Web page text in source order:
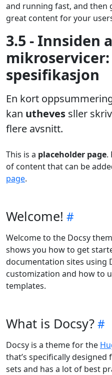
and running fast, and then
great content for your
3.5 - Innsiden
spesifikasjon
En kort
kan utheves sller
flere avsnitt.
This is a placeholder page.
of content that can be
page.
Welcome!
Welcome to the Docsy
shows you how to get
documentation sites using
customization and how to
templates.
What is Docsy?
Docsy is a theme for the
that’s specifically
sets and has a lot of best